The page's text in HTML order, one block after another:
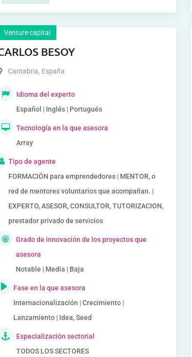
Venture capital
BESOY
Cantabria, España
Idioma del experto
Español | Inglés | Portugués
Tecnología en la que asesora
Array
Tipo de agente
FORMACIÓN para emprendedores | MENTOR, o
red de mentores voluntarios que acompañan. |
EXPERTO, ASESOR, CONSULTOR, TUTORIZACION,
prestador privado de servicios
Grado de innovación de los proyectos que
asesora
Notable | Media | Baja
Fase en la que asesora
Internacionalización | Crecimiento |
Lanzamiento | Idea, Seed
Especialización sectorial
TODOS LOS SECTORES